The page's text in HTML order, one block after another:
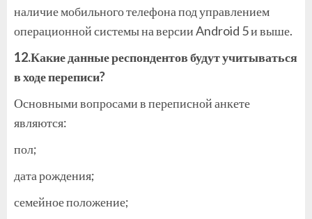
наличие мобильного телефона под управлением
операционной системы на версии Android 5 и выше.
12.Какие данные респондентов будут учитываться
в ходе переписи?
Основными вопросами в переписной анкете
являются:
пол;
дата рождения;
семейное положение;